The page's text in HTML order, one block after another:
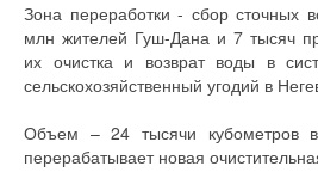
Зона переработки - сбор сточных
млн жителей Гуш-Дана и 7 тысяч
их очистка и возврат воды в
сельскохозяйственный угодий в
Объем – 24 тысячи кубометров
перерабатывает новая